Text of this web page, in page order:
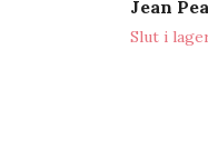
Jean
Slut i